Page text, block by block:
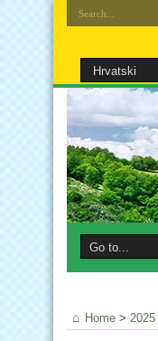
Home > 2025